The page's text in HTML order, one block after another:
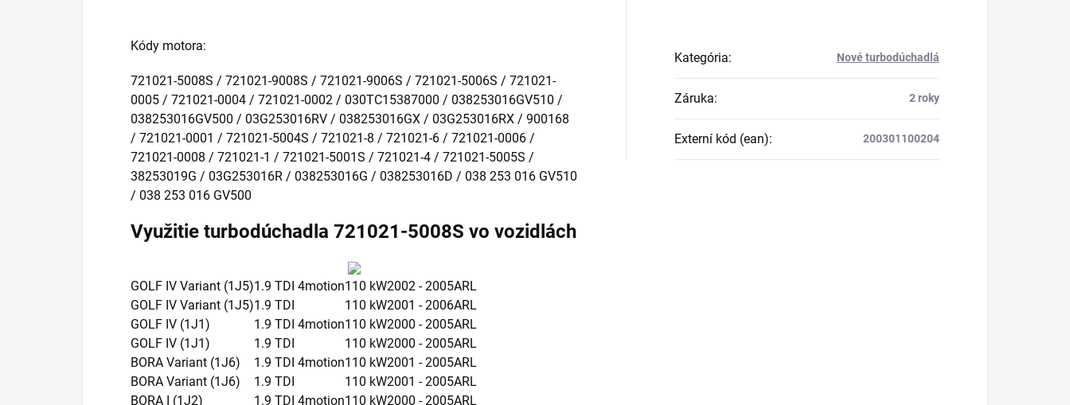
Kódy motora:
721021-5008S / 721021-9008S / 721021-9006S / 721021-5006S / 721021-
0005 / 721021-0004 / 721021-0002 / 030TC15387000 / 038253016GV510 /
038253016GV500 / 03G253016RV / 038253016GX / 03G253016RX / 900168
/ 721021-0001 / 721021-5004S / 721021-8 / 721021-6 / 721021-0006 /
721021-0008 / 721021-1 / 721021-5001S / 721021-4 / 721021-5005S /
38253019G / 03G253016R / 038253016G / 038253016D / 038 253 016 GV510
/ 038 253 016 GV500
Využitie turbodúchadla 721021-5008S vo vozidlách
GOLF IV Variant (1J5)1.9 TDI 4motion110 kW2002 - 2005ARL
GOLF IV Variant (1J5)1.9 TDI 110 kW2001 - 2006ARL
GOLF IV (1J1)
1.9 TDI 4motion110 kW2000 - 2005ARL
GOLF IV (1J1)
1.9 TDI 110 kW2000 - 2005ARL
BORA Variant (1J6)
1.9 TDI 4motion110 kW2001 - 2005ARL
BORA Variant (1J6)
1.9 TDI 110 kW2001 - 2005ARL
BORA I (1J2)
1.9 TDI 4motion110 kW2000 - 2005ARL
Kategória: Nové turbodúchadlá
Záruka: 2 roky
Externí kód (ean): 200301100204